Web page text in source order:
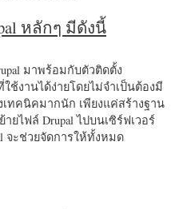
หลักๆ มีดังนี้
มาพร้อมกับตัวติดตั้ง
ใช้งานได้ง่ายโดยไม่จำเป็นต้องมี
เทคนิคมากนัก เพียงแค่สร้างฐาน
ยไฟล์ Drupal ไปบนเซิร์ฟเวอร์
จะช่วยจัดการให้ทั้งหมด